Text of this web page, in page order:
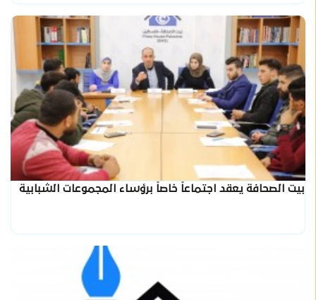
بيت الصحافة يعقد اجتماعاً خاصاً برؤساء المجموعات الشبابية